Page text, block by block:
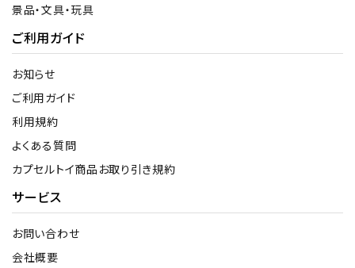
景品・文具・玩具
ご利用ガイド
お知らせ
ご利用ガイド
利用規約
よくある質問
カプセルトイ商品お取り引き規約
サービス
お問い合わせ
会社概要